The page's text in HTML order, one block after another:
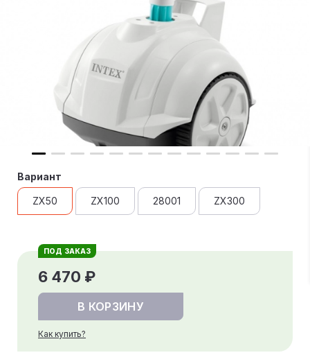
Вариант
ZX50 ZX100 28001 ZX300
ПОД ЗАКАЗ
6 470 ₽
В КОРЗИНУ
Как купить?